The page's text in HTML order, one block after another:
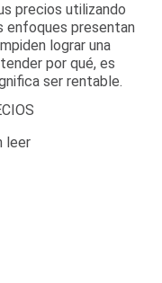
precios utilizando
enfoques presentan
lograr una
por qué, es
ser rentable.
leer